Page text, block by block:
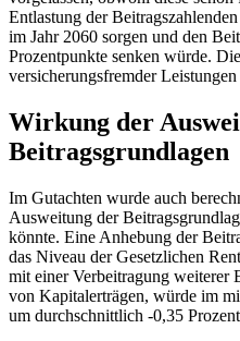
Entlastung der
im Jahr 2060 sorgen und den
Prozentpunkte senken würde.
versicherungsfremder
Wirkung der
Beitragsgrundlagen
Im Gutachten wurde auch
Ausweitung der
könnte. Eine Anhebung der
das Niveau der Gesetzlichen
mit einer Verbeitragung weiterer
von Kapitalerträgen, würde im
um durchschnittlich -0,35